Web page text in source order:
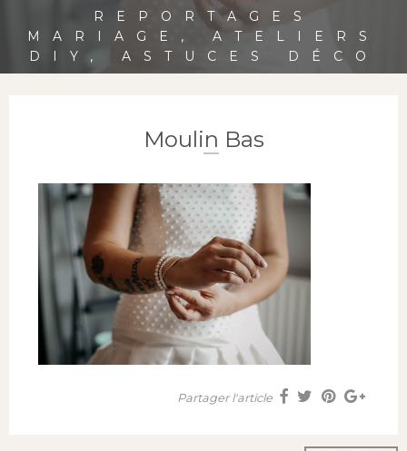
REPORTAGES
MARIAGE, ATELIERS
DIY, ASTUCES DÉCO
Moulin Bas
Partager l'article